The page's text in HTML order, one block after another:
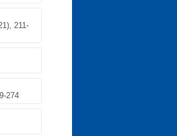
211-
274